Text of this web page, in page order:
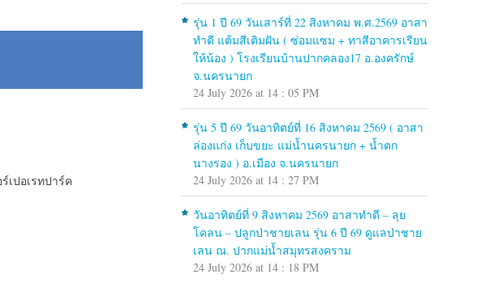
เปอเรทปาร์ค
รุ่น 1 ปี 69 วันเสาร์ที่ 22 สิงหาคม พ.ศ.2569 อาสา
ทำดี แต้มสีเติมฝัน ( ซ่อมแซม + ทาสีอาคารเรียน
ให้น้อง ) โรงเรียนบ้านปากคลอง17 อ.องครักษ์
จ.นครนายก
24 July 2026 at 14 : 05 PM
รุ่น 5 ปี 69 วันอาทิตย์ที่ 16 สิงหาคม 2569 ( อาสา
ล่องแก่ง เก็บขยะ แม่น้ำนครนายก + น้ำตก
นางรอง ) อ.เมือง จ.นครนายก
24 July 2026 at 14 : 27 PM
วันอาทิตย์ที่ 9 สิงหาคม 2569 อาสาทำดี – ลุย
โคลน – ปลูกป่าชายเลน รุ่น 6 ปี 69 ดูแลป่าชาย
เลน ณ. ปากแม่น้ำสมุทรสงคราม
24 July 2026 at 14 : 18 PM